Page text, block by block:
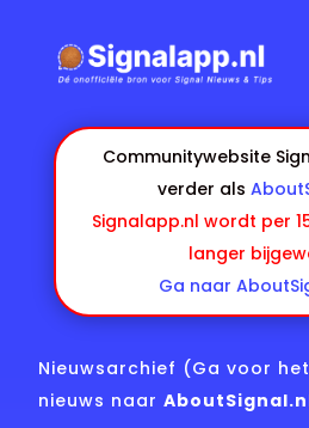
Communitywebsite
verder als
Signalapp.nl wordt per
langer
Ga naar
Nieuwsarchief (Ga voor
nieuws naar